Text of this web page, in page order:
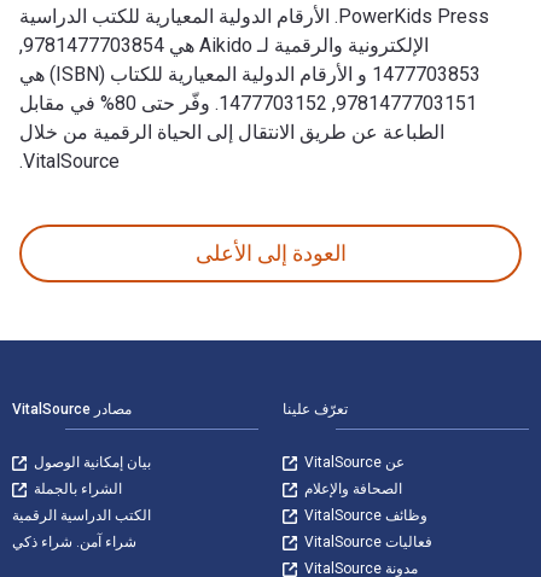
PowerKids Press. الأرقام الدولية المعيارية للكتب الدراسية
الإلكترونية والرقمية لـ Aikido هي 9781477703854,
1477703853 و الأرقام الدولية المعيارية للكتاب (ISBN) هي
9781477703151, 1477703152. وفّر حتى 80% في مقابل
الطباعة عن طريق الانتقال إلى الحياة الرقمية من خلال
VitalSource.
العودة إلى الأعلى
تعرّف علينا
عن VitalSource
الصحافة والإعلام
وظائف VitalSource
فعاليات VitalSource
مدونة VitalSource
مصادر VitalSource
بيان إمكانية الوصول
الشراء بالجملة
الكتب الدراسية الرقمية
شراء آمن. شراء ذكي